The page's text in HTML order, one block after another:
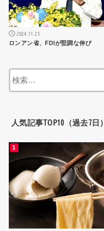
2024.11.25
ロンアン省、FDIが堅調な伸び
人気記事TOP10（過去7日）